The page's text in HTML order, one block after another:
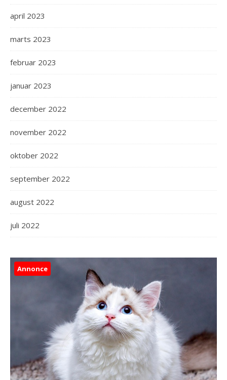
april 2023
marts 2023
februar 2023
januar 2023
december 2022
november 2022
oktober 2022
september 2022
august 2022
juli 2022
Annonce